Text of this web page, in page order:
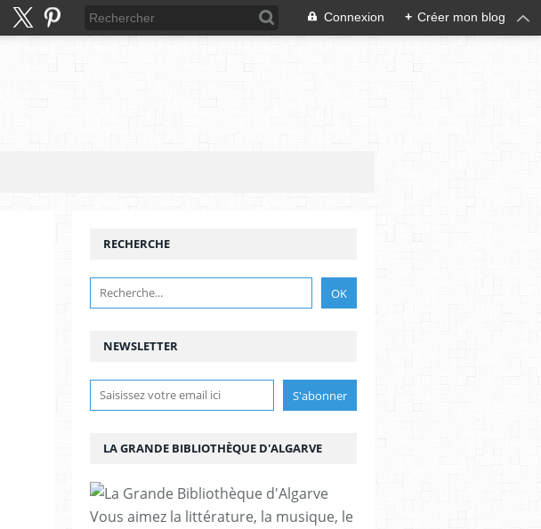
Connexion + Créer mon blog
NEWSLETTER
RECHERCHE
LA GRANDE BIBLIOTHÈQUE D'ALGARVE
Vous aimez la littérature, la musique, le